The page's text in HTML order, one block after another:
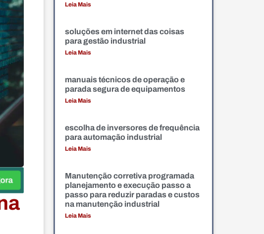
Leia Mais
soluções em internet das coisas
para gestão industrial
Leia Mais
manuais técnicos de operação e
parada segura de equipamentos
Leia Mais
escolha de inversores de frequência
para automação industrial
Leia Mais
Manutenção corretiva programada
planejamento e execução passo a
passo para reduzir paradas e custos
na manutenção industrial
Leia Mais